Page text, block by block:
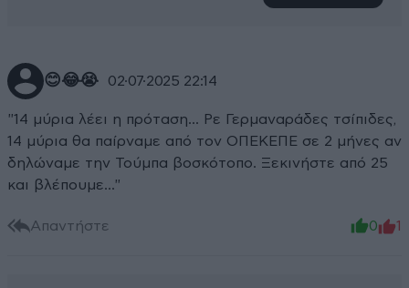
😊😂😭 02·07·2025 22:14
"14 μύρια λέει η πρόταση... Ρε Γερμαναράδες τσίπιδες,
14 μύρια θα παίρναμε από τον ΟΠΕΚΕΠΕ σε 2 μήνες αν
δηλώναμε την Τούμπα βοσκότοπο. Ξεκινήστε από 25
και βλέπουμε..."
Απαντήστε 0 1